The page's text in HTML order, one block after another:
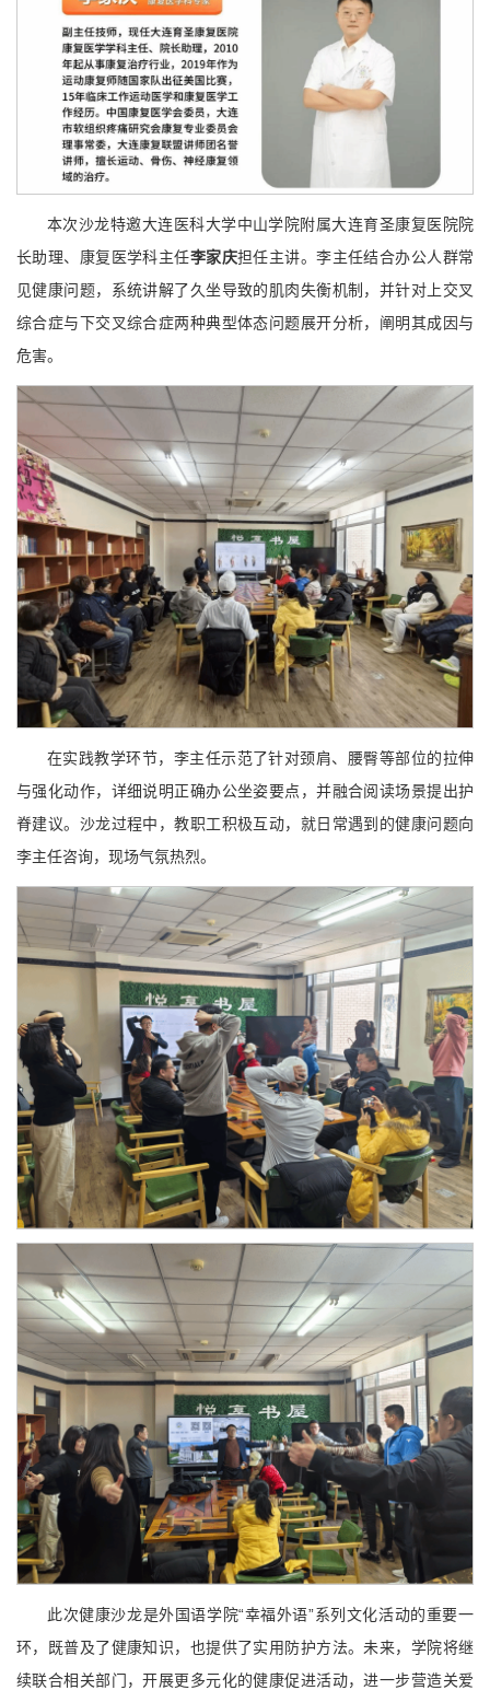
本次沙龙特邀大连医科大学中山学院附属大连育圣康复医院院
长助理、康复医学科主任李家庆担任主讲。李主任结合办公人群常
见健康问题，系统讲解了久坐导致的肌肉失衡机制，并针对上交叉
综合症与下交叉综合症两种典型体态问题展开分析，阐明其成因与
危害。
在实践教学环节，李主任示范了针对颈肩、腰臀等部位的拉伸
与强化动作，详细说明正确办公坐姿要点，并融合阅读场景提出护
脊建议。沙龙过程中，教职工积极互动，就日常遇到的健康问题向
李主任咨询，现场气氛热烈。
此次健康沙龙是外国语学院“幸福外语”系列文化活动的重要一
环，既普及了健康知识，也提供了实用防护方法。未来，学院将继
续联合相关部门，开展更多元化的健康促进活动，进一步营造关爱